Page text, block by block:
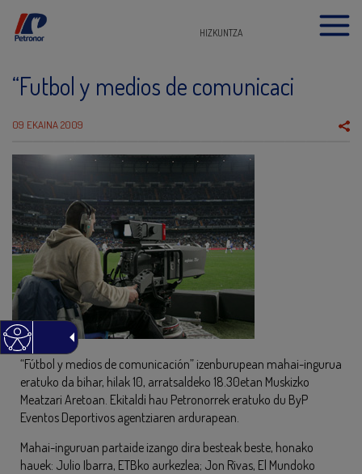
HIZKUNTZA
“Futbol y medios de comunicaci
09 EKAINA 2009
“Fútbol y medios de comunicación” izenburupean mahai-ingurua
eratuko da bihar, hilak 10, arratsaldeko 18.30etan Muskizko
Meatzari Aretoan. Ekitaldi hau Petronorrek eratuko du ByP
Eventos Deportivos agentziaren ardurapean.
Mahai-inguruan partaide izango dira besteak beste, honako
hauek: Julio Ibarra, ETBko aurkezlea; Jon Rivas, El Mundoko